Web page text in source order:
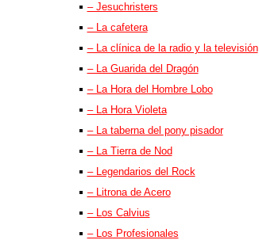
– Jesuchristers
– La cafetera
– La clínica de la radio y la televisión
– La Guarida del Dragón
– La Hora del Hombre Lobo
– La Hora Violeta
– La taberna del pony pisador
– La Tierra de Nod
– Legendarios del Rock
– Litrona de Acero
– Los Calvius
– Los Profesionales